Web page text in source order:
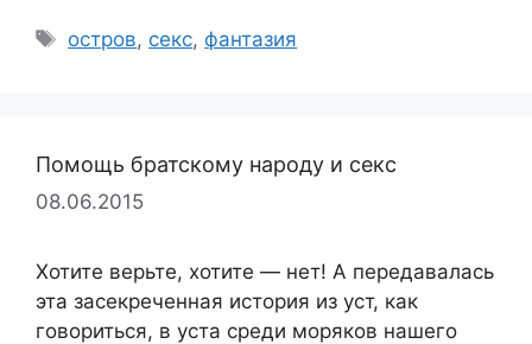
Метки
остров, секс, фантазия
Помощь братскому народу и секс
08.06.2015
Хотите верьте, хотите — нет! А передавалась
эта засекреченная история из уст, как
говориться, в уста среди моряков нашего